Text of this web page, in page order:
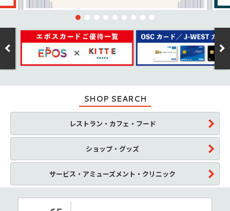
SHOP SEARCH
レストラン・カフェ・フード
ショップ・グッズ
サービス・アミューズメント・クリニック